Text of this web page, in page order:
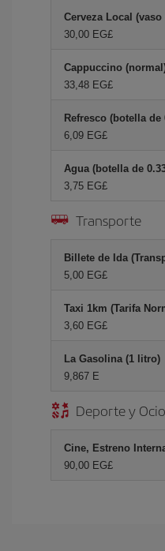
Cerveza Local
30,00 EG£
Cappuccino
33,48 EG£
Refresco (botella
6,09 EG£
Agua (botella de
3,75 EG£
Transporte
Billete de Ida
5,00 EG£
Taxi 1km (Tarifa
3,60 EG£
La Gasolina (1 litro)
9,867 E
Deporte y Ocio
Cine, Estreno
90,00 EG£